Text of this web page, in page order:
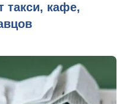
такси, кафе,